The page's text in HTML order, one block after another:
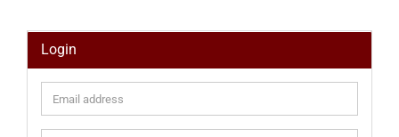
Login
Email
address